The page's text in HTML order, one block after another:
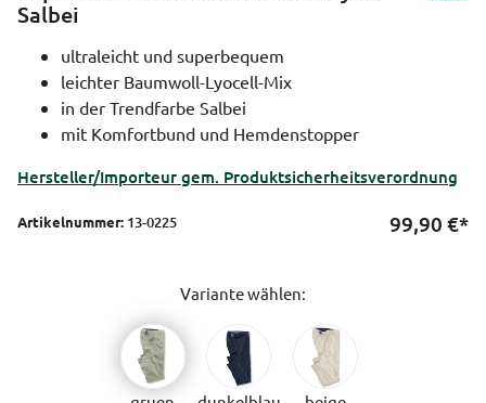
Salbei
ultraleicht und superbequem
leichter Baumwoll-Lyocell-Mix
in der Trendfarbe Salbei
mit Komfortbund und Hemdenstopper
Hersteller/Importeur gem. Produktsicherheitsverordnung
Artikelnummer: 13-0225 99,90 €*
Variante wählen: